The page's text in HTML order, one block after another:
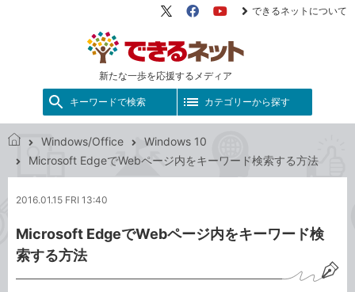
新たな一歩を応援するメディア
X（旧
FacebookYouTube
できるネットについて
キーワードで検索 カテゴリーから探す
で
ネ
ト
Windows/Office
Windows 10
Microsoft EdgeでWebページ内をキーワード検索する方法
2016.01.15 FRI 13:40
Microsoft EdgeでWebページ内をキーワード検
索する方法